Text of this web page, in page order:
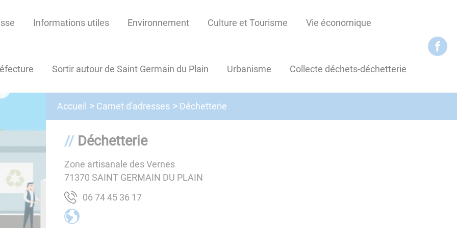
Informations utiles Environnement Culture et Tourisme Vie économique
Sortir autour de Saint Germain du Plain Urbanisme Collecte déchets-déchetterie
Accueil Carnet d'adresses Déchetterie
Déchetterie
Zone artisanale des Vernes
71370 SAINT GERMAIN DU PLAIN
71 63 54 47 60